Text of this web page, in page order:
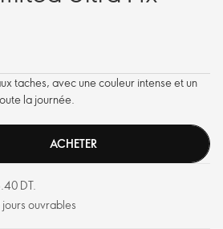
taches, avec une couleur intense et un
la journée.
ACHETER
DT.
ouvrables